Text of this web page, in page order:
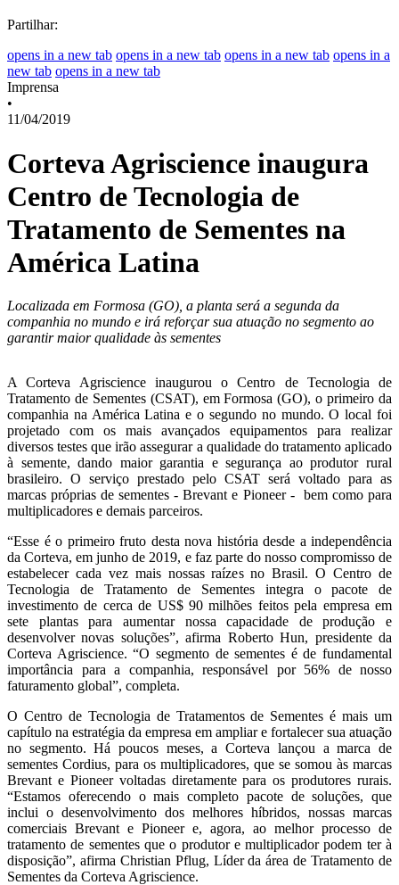
Partilhar:
opens in a new tab opens in a new tab opens in a new tab opens in a
new tab opens in a new tab
Imprensa
•
11/04/2019
Corteva Agriscience inaugura
Centro de Tecnologia de
Tratamento de Sementes na
América Latina
Localizada em Formosa (GO), a planta será a segunda da
companhia no mundo e irá reforçar sua atuação no segmento ao
garantir maior qualidade às sementes
A Corteva Agriscience inaugurou o Centro de Tecnologia de
Tratamento de Sementes (CSAT), em Formosa (GO), o primeiro da
companhia na América Latina e o segundo no mundo. O local foi
projetado com os mais avançados equipamentos para realizar
diversos testes que irão assegurar a qualidade do tratamento aplicado
à semente, dando maior garantia e segurança ao produtor rural
brasileiro. O serviço prestado pelo CSAT será voltado para as
marcas próprias de sementes - Brevant e Pioneer - bem como para
multiplicadores e demais parceiros.
“Esse é o primeiro fruto desta nova história desde a independência
da Corteva, em junho de 2019, e faz parte do nosso compromisso de
estabelecer cada vez mais nossas raízes no Brasil. O Centro de
Tecnologia de Tratamento de Sementes integra o pacote de
investimento de cerca de US$ 90 milhões feitos pela empresa em
sete plantas para aumentar nossa capacidade de produção e
desenvolver novas soluções”, afirma Roberto Hun, presidente da
Corteva Agriscience. “O segmento de sementes é de fundamental
importância para a companhia, responsável por 56% de nosso
faturamento global”, completa.
O Centro de Tecnologia de Tratamentos de Sementes é mais um
capítulo na estratégia da empresa em ampliar e fortalecer sua atuação
no segmento. Há poucos meses, a Corteva lançou a marca de
sementes Cordius, para os multiplicadores, que se somou às marcas
Brevant e Pioneer voltadas diretamente para os produtores rurais.
“Estamos oferecendo o mais completo pacote de soluções, que
inclui o desenvolvimento dos melhores híbridos, nossas marcas
comerciais Brevant e Pioneer e, agora, ao melhor processo de
tratamento de sementes que o produtor e multiplicador podem ter à
disposição”, afirma Christian Pflug, Líder da área de Tratamento de
Sementes da Corteva Agriscience.